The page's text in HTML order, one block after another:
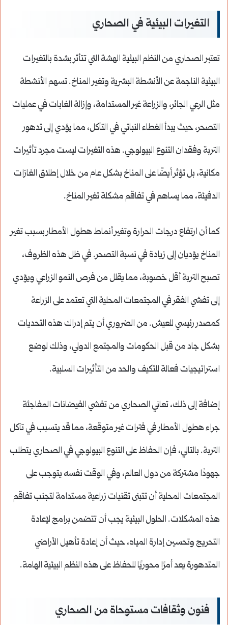
التغيرات البيئية في الصحاري
تعتبر الصحاري من النظم البيئية الهشة التي تتأثر بشدة بالتغيرات
البيئية الناجمة عن الأنشطة البشرية وتغير المناخ. تسهم الأنشطة
مثل الرعي الجائر، والزراعة غير المستدامة، وإزالة الغابات في عمليات
التصحر، حيث يبدأ الغطاء النباتي في التآكل، مما يؤدي إلى تدهور
التربة وفقدان التنوع البيولوجي. هذه التغيرات ليست مجرد تأثيرات
مكانية، بل تؤثر أيضًا على المناخ بشكل عام من خلال إطلاق الغازات
الدفيئة، مما يساهم في تفاقم مشكلة تغير المناخ.
كما أن ارتفاع درجات الحرارة وتغير أنماط هطول الأمطار بسبب تغير
المناخ يؤديان إلى زيادة في نسبة التصحر. في ظل هذه الظروف،
تصبح التربة أقل خصوبة، مما يقلل من فرص النمو الزراعي ويؤدي
إلى تفشي الفقر في المجتمعات المحلية التي تعتمد على الزراعة
كمصدر رئيسي للعيش. من الضروري أن يتم إدراك هذه التحديات
بشكل جاد من قبل الحكومات والمجتمع الدولي، وذلك لوضع
استراتيجيات فعالة للتكيف والحد من التأثيرات السلبية.
إضافة إلى ذلك، تعاني الصحاري من تفشي الفيضانات المفاجئة
جراء هطول الأمطار في فترات غير متوقعة، مما قد يتسبب في تآكل
التربة. بالتالي، فإن الحفاظ على التنوع البيولوجي في الصحاري يتطلب
جهودًا مشتركة من دول العالم، وفي الوقت نفسه يتوجب على
المجتمعات المحلية أن تتبنى تقنيات زراعية مستدامة لتجنب تفاقم
هذه المشكلات. الحلول البيئية يجب أن تتضمن برامج لإعادة
التحريج وتحسين إدارة المياه، حيث أن إعادة تأهيل الأراضي
المتدهورة يعد أمرًا محوريًا للحفاظ على هذه النظم البيئية الهامة.
فنون وثقافات مستوحاة من الصحاري